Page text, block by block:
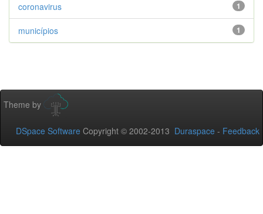
1
coronavirus
1
municípios
Theme by
DSpace Software Copyright © 2002-2013 Duraspace - Feedback